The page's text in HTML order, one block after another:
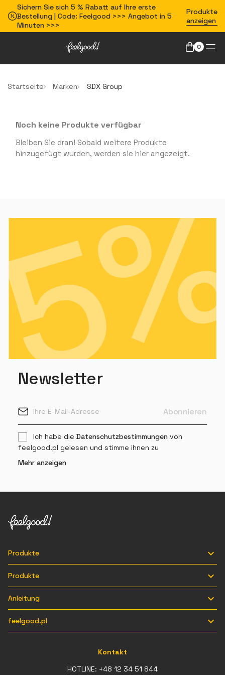
Sichern Sie sich 5 % Rabatt auf Ihre erste
Bestellung | Code: Feelgood >>> Angebot in 5
Minuten >>>
Produkte
anzeigen
0
Startseite Marken SDX Group
Noch keine Produkte verfügbar
Bleiben Sie dran! Sobald weitere Produkte
hinzugefügt wurden, werden sie hier angezeigt.
Newsletter
Ich habe die Datenschutzbestimmungenvon
feelgood.pl gelesen und stimme ihnen zu
Mehr anzeigen
Produkte 
Produkte 
Anleitung 
feelgood.pl 
Kontakt
HOTLINE: +48 12 34 51 844